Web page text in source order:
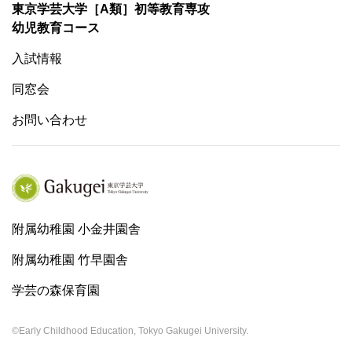
東京学芸大学［A類］初等教育専攻
幼児教育コース
入試情報
同窓会
お問い合わせ
附属幼稚園 小金井園舎
附属幼稚園 竹早園舎
学芸の森保育園
©Early Childhood Education, Tokyo Gakugei University.